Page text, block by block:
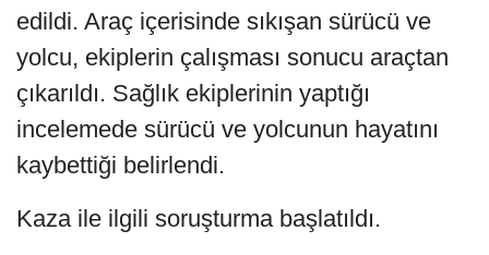
edildi. Araç içerisinde sıkışan sürücü ve
yolcu, ekiplerin çalışması sonucu araçtan
çıkarıldı. Sağlık ekiplerinin yaptığı
incelemede sürücü ve yolcunun hayatını
kaybettiği belirlendi.
Kaza ile ilgili soruşturma başlatıldı.